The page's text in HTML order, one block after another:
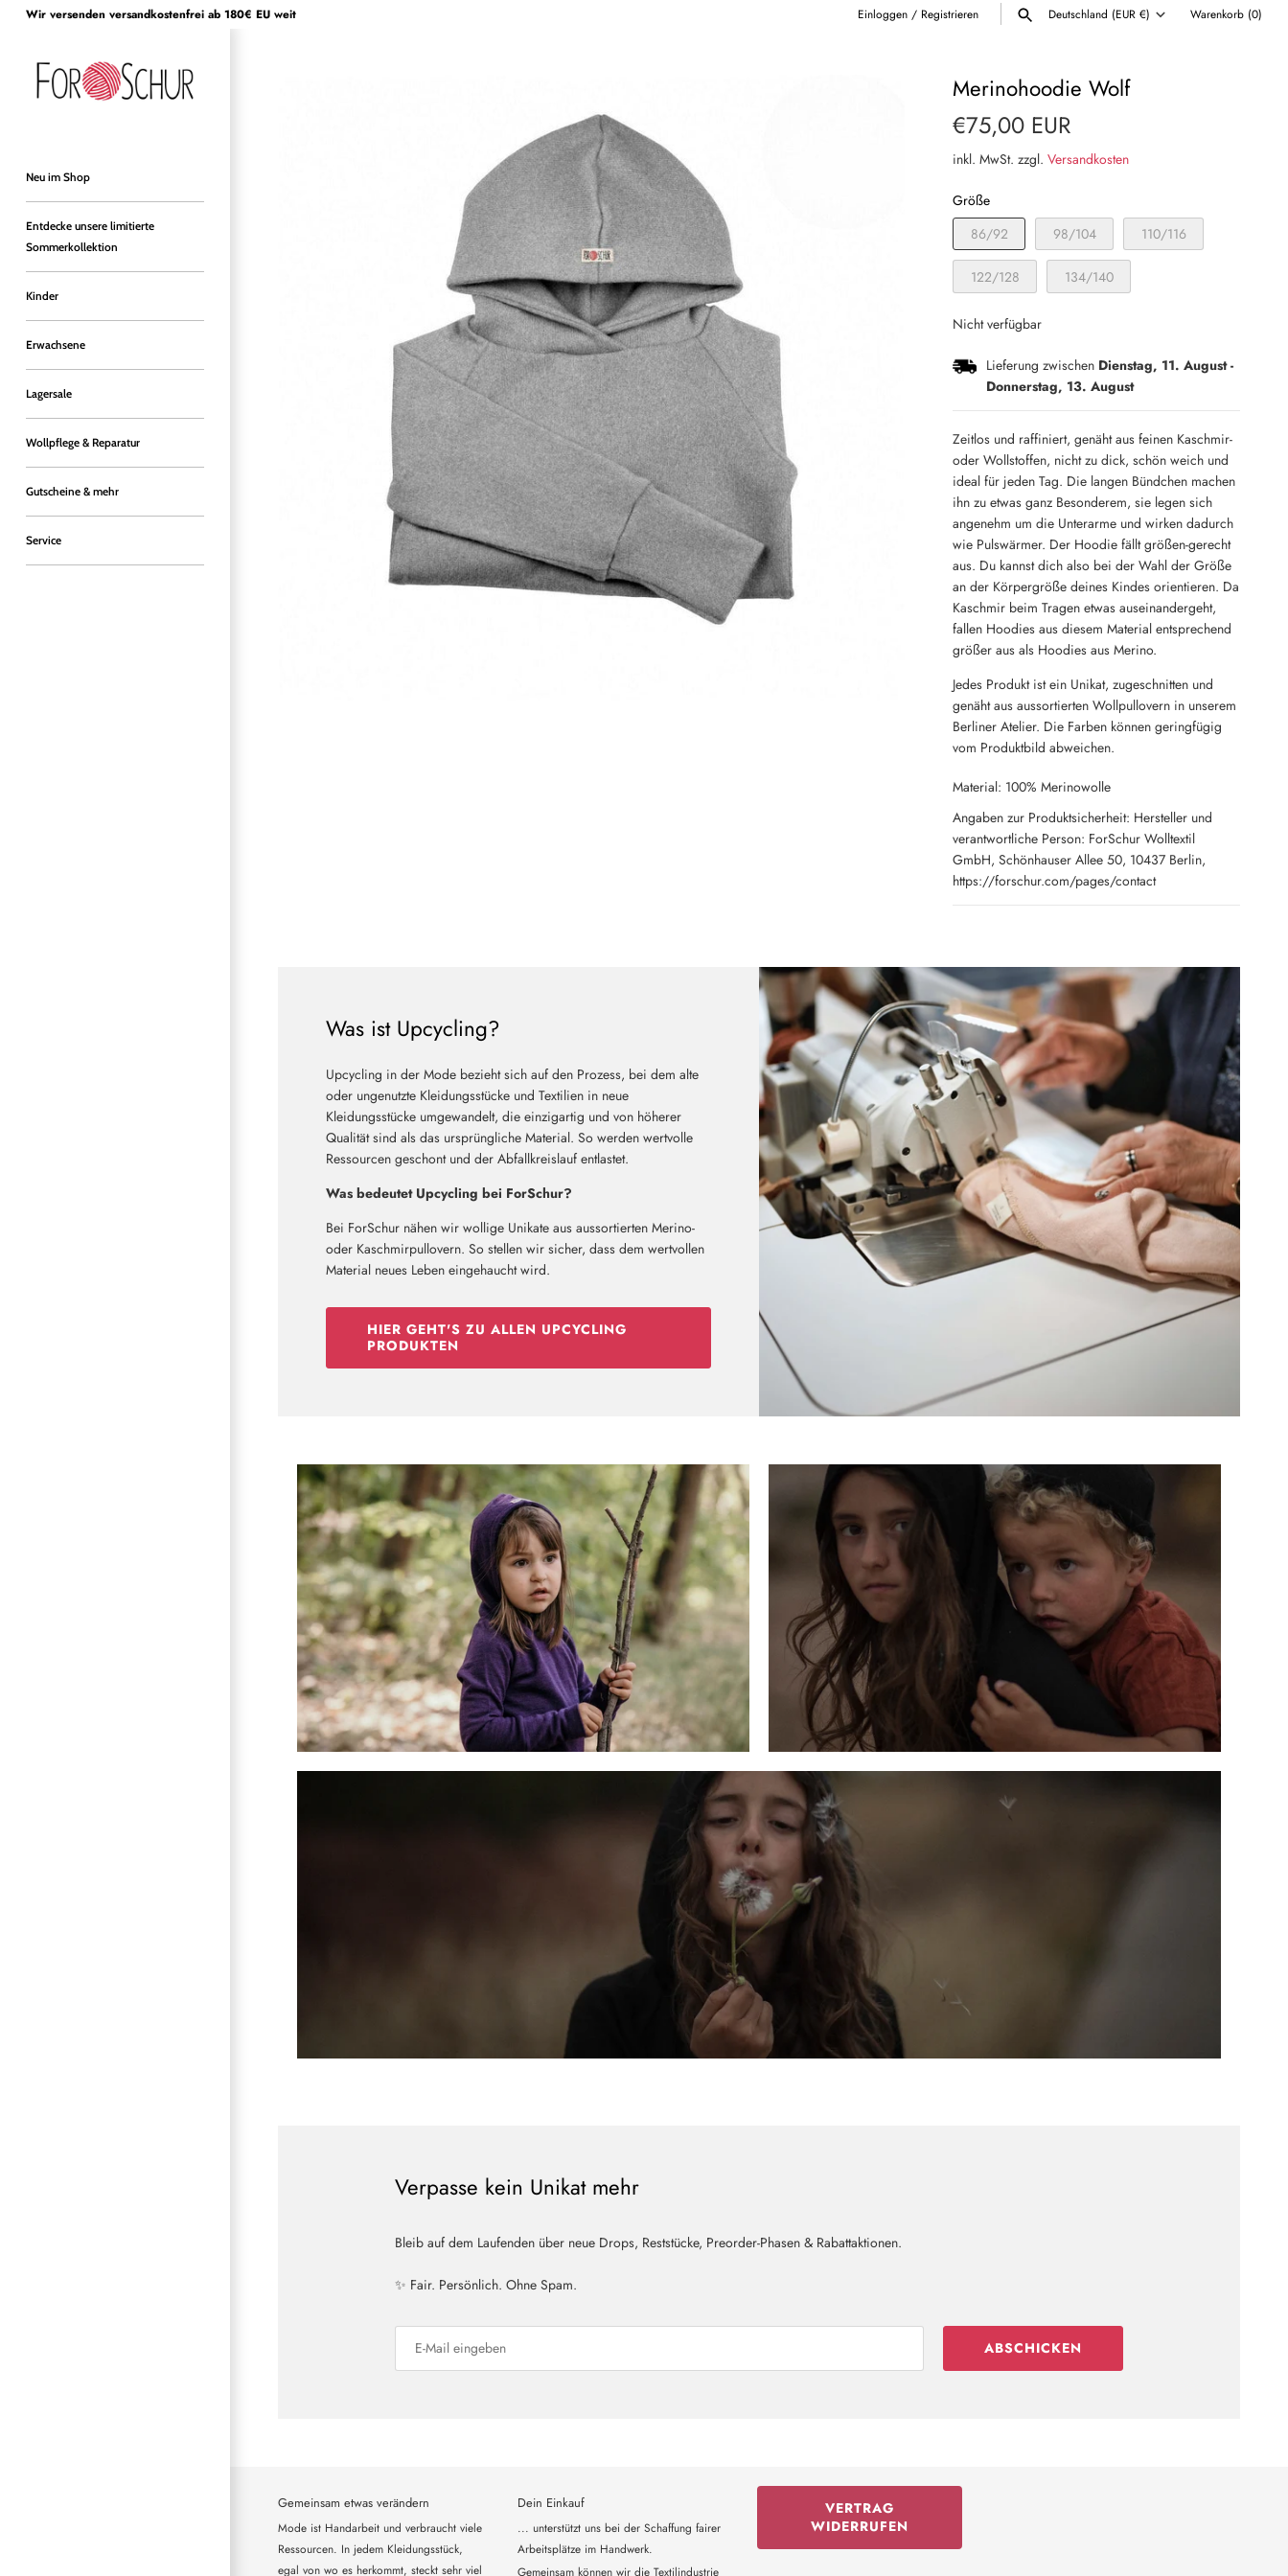
DirektWir versenden versandkostenfrei ab 180€ EU weit Einloggen / Registrieren Währung
Deutschland (EUR €) Warenkorb (0)
Neu im Shop
Entdecke unsere limitierte
Sommerkollektion
Kinder
Erwachsene
Lagersale
Wollpflege & Reparatur
Gutscheine & mehr
Service
Merinohoodie Wolf
€75,00 EUR
inkl. MwSt. zzgl. Versandkosten
Größe
86/92
98/104 110/116
122/128 134/140
Nicht verfügbar
Lieferung zwischen Dienstag, 11. August-
Donnerstag, 13. August
Zeitlos und raffiniert, genäht aus feinen Kaschmir-
oder Wollstoffen, nicht zu dick, schön weich und
ideal für jeden Tag. Die langen Bündchen machen
ihn zu etwas ganz Besonderem, sie legen sich
angenehm um die Unterarme und wirken dadurch
wie Pulswärmer. Der Hoodie fällt größen-gerecht
aus. Du kannst dich also bei der Wahl der Größe
an der Körpergröße deines Kindes orientieren. Da
Kaschmir beim Tragen etwas auseinandergeht,
fallen Hoodies aus diesem Material entsprechend
größer aus als Hoodies aus Merino.
Jedes Produkt ist ein Unikat, zugeschnitten und
genäht aus aussortierten Wollpullovern in unserem
Berliner Atelier. Die Farben können geringfügig
vom Produktbild abweichen.
Material: 100% Merinowolle
Angaben zur Produktsicherheit: Hersteller und
verantwortliche Person: ForSchur Wolltextil
GmbH, Schönhauser Allee 50, 10437 Berlin,
https://forschur.com/pages/contact
Was ist Upcycling?
Upcycling in der Mode bezieht sich auf den Prozess, bei dem alte
oder ungenutzte Kleidungsstücke und Textilien in neue
Kleidungsstücke umgewandelt, die einzigartig und von höherer
Qualität sind als das ursprüngliche Material. So werden wertvolle
Ressourcen geschont und der Abfallkreislauf entlastet.
Was bedeutet Upcycling bei ForSchur?
Bei ForSchur nähen wir wollige Unikate aus aussortierten Merino-
oder Kaschmirpullovern. So stellen wir sicher, dass dem wertvollen
Material neues Leben eingehaucht wird.
HIER GEHT'S ZU ALLEN UPCYCLING
PRODUKTEN
Verpasse kein Unikat mehr
Bleib auf dem Laufenden über neue Drops, Reststücke, Preorder-Phasen & Rabattaktionen.
✨ Fair. Persönlich. Ohne Spam.
ABSCHICKEN
Gemeinsam etwas verändern
Mode ist Handarbeit und verbraucht viele
Ressourcen. In jedem Kleidungsstück,
egal von wo es herkommt, steckt sehr viel
Dein Einkauf
... unterstützt uns bei der Schaffung fairer
Arbeitsplätze im Handwerk.
Gemeinsam können wir die Textilindustrie
VERTRAG
WIDERRUFEN
Melde dich jetzt für unseren Newsletter an und erhalte einen 10%
Willkommensrabatt auf deine erste Bestellung
ABSCHICKEN